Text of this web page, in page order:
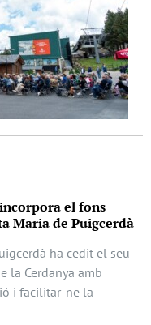
el fons
Maria de Puigcerdà
ha cedit el seu
la Cerdanya amb
i facilitar-ne la